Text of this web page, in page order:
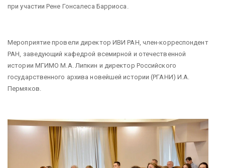
при участии Рене Гонсалеса Барриоса.
Мероприятие провели директор ИВИ РАН, член-корреспондент
РАН, заведующий кафедрой всемирной и отечественной
истории МГИМО М.А. Липкин и директор Российского
государственного архива новейшей истории (РГАНИ) И.А.
Пермяков.